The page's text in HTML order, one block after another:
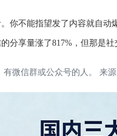
你不能指望发了内容就自动
分享量涨了817%，但那是
微信群或公众号的人。 来源